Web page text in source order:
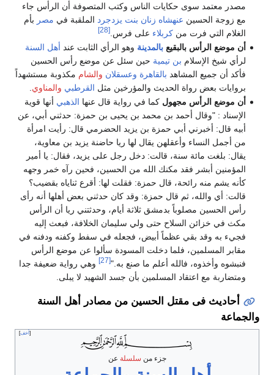
مصدر معتمد سوى حكايات الناس وكتب المتصوفة أن الرأس جاء
مع زوجة الحسين عنهشاه زنان بنت يزدجرد الملقبة في مصر بأم
الغلام التي فرت منكربلاء على فرس.[28]
أن موضع الرأس بالبقيعبالمدينة وهو الرأي الثابت عند أهل السنة
لرأي شيخ الإسلام بن تيمية حين سئل عن موضع رأس الحسين
فأكد أن جميع المشاهد بالقاهرة وعسقلان والشام مكذوبة مستشهداً
بروايات بعض رواة الحديث والمؤرخين مثل القرطبي والمناوي
أن موضع الرأس مجهول كما في رواية قال عنها الذهبي أنها قوية
الإسناد : "وقال أحمد بن محمد بن يحيى بن حمزة: حدثني أبي، عن
أبيه قال: أخبرني أبي حمزة بن يزيد الحضرمي قال: رأيت امرأة
من أجمل النساء وأعقلهن يقال لها ريا حاضنة يزيد بن معاوية،
يقال: بلغت مائة سنة، قالت: دخل رجل على يزيد، فقال: يا أمير
المؤمنين أبشر فقد مكنك الله من الحسين، فحين رآه خمر وجهه
كأنه يشم منه رائحة، قال حمزة: فقلت لها: أقرع ثناياه بقضيب؟
قالت: أي والله، ثم قال حمزة: وقد كان حدثني بعض أهلها أنه رأى
رأس الحسين مصلوباً بدمشق ثلاثة أيام، وحدثتني ريا أن الرأس
مكث في خزائن السلاح حتى ولي سليمان الخلافة، فبعث إليه
فجيء به وقد بقي عظماً أبيض، فجعله في سفط وكفنه ودفنه في
مقابر المسلمين، فلما دخلت المسودة سألوا عن موضع الرأس
فنبشوه وأخذوه، فالله أعلم ما صنع به."[27]
وهي رواية ضعيفة جدا
ومتضاربة مع اعتقاد المسلمين بأن جسد الشهيد لا يبلى.
أحادیث فی مقتل الحسین من مصادر أهل السنة
والجماعة
أخف
جزء من سلسلة عن